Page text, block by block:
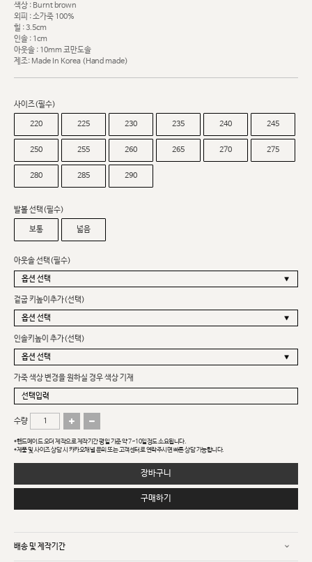
색상 : Burnt brown
외피 : 소가죽 100%
힐 : 3.5cm
인솔 : 1cm
아웃솔 : 10mm 코만도솔
제조: Made In Korea (Hand made)
사이즈(필수)
220 225 230 235 240 245
250 255 260 265 270 275
280 285 290
발볼 선택(필수)
보통 넓음
아웃솔 선택(필수)
겉굽 키높이추가(선택)
인솔키높이 추가(선택)
가죽 색상 변경을 원하실 경우 색상 기재
수량
*핸드메이드 오더 제작으로 제작기간 평일 기준 약 7~10일정도 소요됩니다.
*제품 및 사이즈 상담 시 카카오채널 문의 또는 고객센터로 연락주시면 빠른 상담 가능합니다.
장바구니
구매하기
배송 및 제작기간